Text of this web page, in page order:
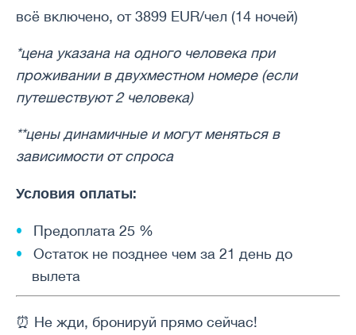
всё включено, от 3899 EUR/чел (14 ночей)
*цена указана на одного человека при
проживании в двухместном номере (если
путешествуют 2 человека)
**цены динамичные и могут меняться в
зависимости от спроса
Условия оплаты:
Предоплата 25 %
Остаток не позднее чем за 21 день до
вылета
⏰ Не жди, бронируй прямо сейчас!